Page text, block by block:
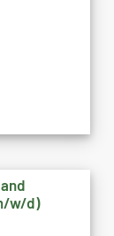
w/d)